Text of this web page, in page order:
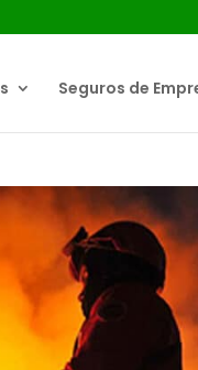
Seguros de